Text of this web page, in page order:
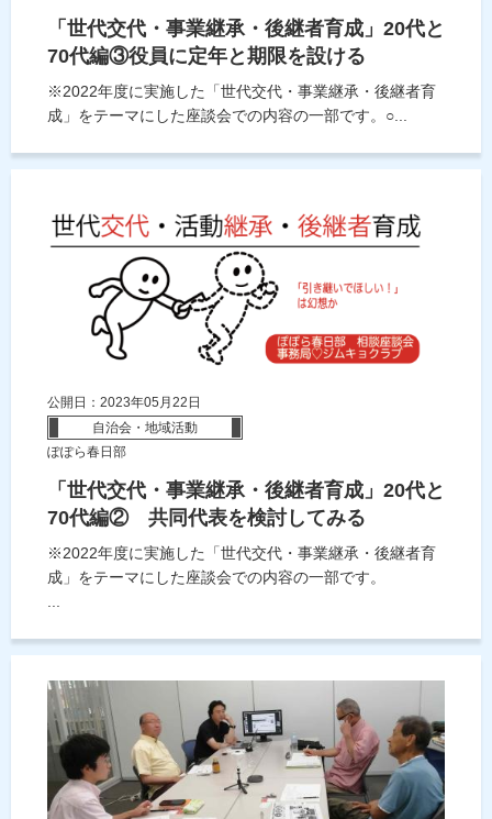
「世代交代・事業継承・後継者育成」20代と
70代編③役員に定年と期限を設ける
※2022年度に実施した「世代交代・事業継承・後継者育
成」をテーマにした座談会での内容の一部です。○...
公開日：2023年05月22日
自治会・地域活動
ぽぽら春日部
「世代交代・事業継承・後継者育成」20代と
70代編② 共同代表を検討してみる
※2022年度に実施した「世代交代・事業継承・後継者育
成」をテーマにした座談会での内容の一部です。